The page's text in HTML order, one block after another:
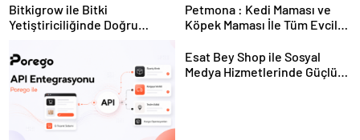
Bitkigrow ile Bitki
Yetiştiriciliğinde Doğru
Petmona : Kedi Maması ve
Köpek Maması İle Tüm Evcil
Esat Bey Shop ile Sosyal
Medya Hizmetlerinde Güçlü